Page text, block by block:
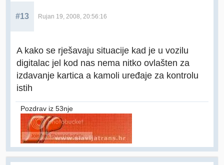
#13 Rujan 19, 2008, 20:56:16
A kako se rješavaju situacije kad je u vozilu
digitalac jel kod nas nema nitko ovlašten za
izdavanje kartica a kamoli uređaje za kontrolu
istih
Pozdrav iz 53nje